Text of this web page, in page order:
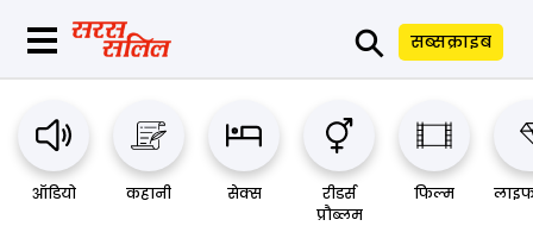
⚲ सब्सक्राइब
ऑडियो कहानी सेक्स
रीडर्स
प्रौब्लम
फिल्म